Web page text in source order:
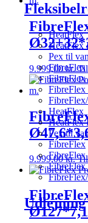
HeatFlex
HeatFlex
Pex til
FibreFlex
FibreFlex
FibreFlex
HeatFlex
HeatFlex
Pex til
FibreFlex
FibreFlex
FibreFlex
Udlejning
9.999,00kr.
9.999,00kr.